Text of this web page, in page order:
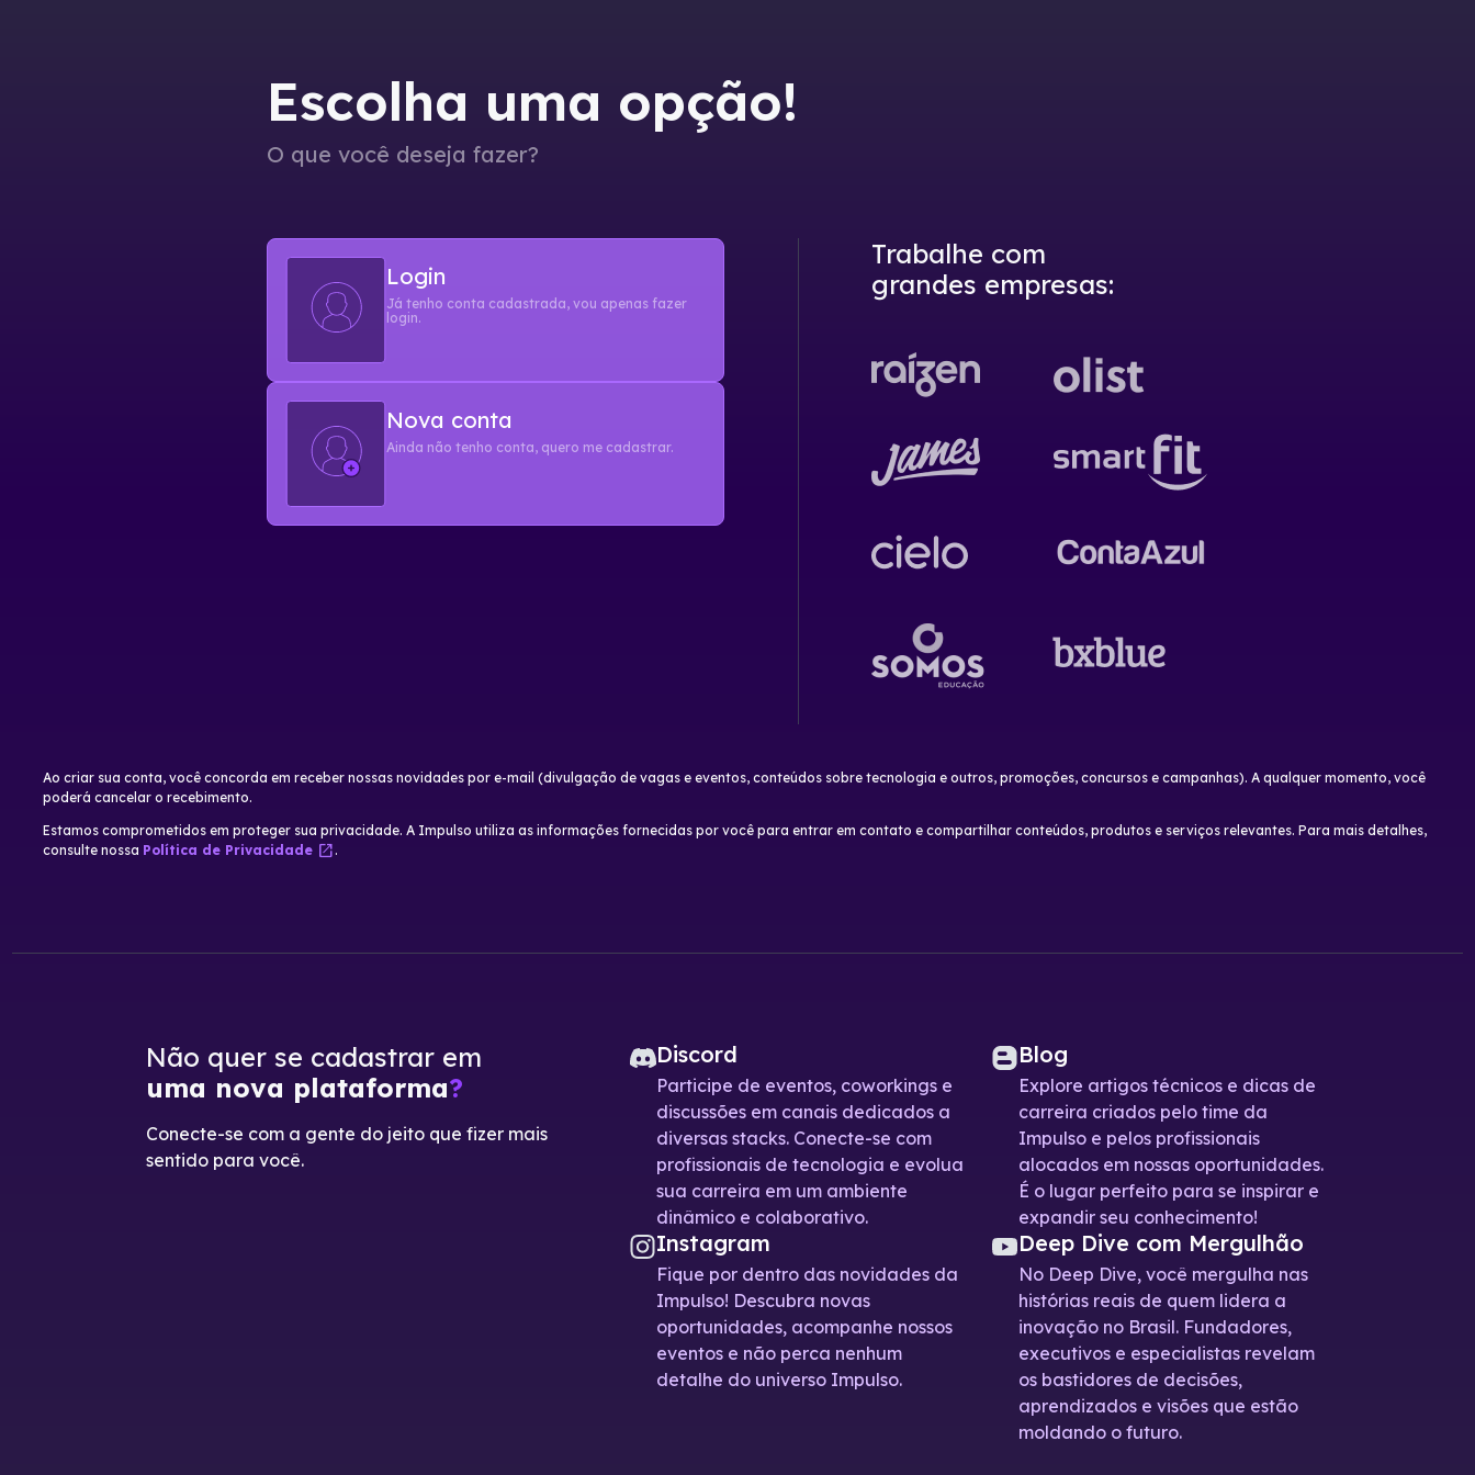
Escolha uma opção!
O que você deseja fazer?
Login
Já tenho conta cadastrada, vou apenas fazer
login.
Nova conta
Ainda não tenho conta, quero me cadastrar.
Trabalhe com
grandes empresas:
Ao criar sua conta, você concorda em receber nossas novidades por e-mail (divulgação de vagas e eventos, conteúdos sobre tecnologia e outros, promoções, concursos e campanhas). A qualquer momento, você
poderá cancelar o recebimento.
Estamos comprometidos em proteger sua privacidade. A Impulso utiliza as informações fornecidas por você para entrar em contato e compartilhar conteúdos, produtos e serviços relevantes. Para mais detalhes,
consulte nossa Política de Privacidade open_in_new.
Não quer se cadastrar em
uma nova plataforma?
Conecte-se com a gente do jeito que fizer mais
sentido para você.
Discord
Participe de eventos, coworkings e
discussões em canais dedicados a
diversas stacks. Conecte-se com
profissionais de tecnologia e evolua
sua carreira em um ambiente
dinâmico e colaborativo.
Instagram
Fique por dentro das novidades da
Impulso! Descubra novas
oportunidades, acompanhe nossos
eventos e não perca nenhum
detalhe do universo Impulso.
Blog
Explore artigos técnicos e dicas de
carreira criados pelo time da
Impulso e pelos profissionais
alocados em nossas oportunidades.
É o lugar perfeito para se inspirar e
expandir seu conhecimento!
Deep Dive com Mergulhão
No Deep Dive, você mergulha nas
histórias reais de quem lidera a
inovação no Brasil. Fundadores,
executivos e especialistas revelam
os bastidores de decisões,
aprendizados e visões que estão
moldando o futuro.